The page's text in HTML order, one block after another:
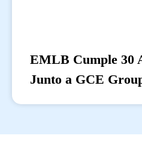
EMLB Cumple 30
Junto a GCE